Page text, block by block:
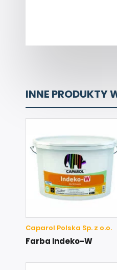
INNE PRODUKTY
Caparol Polska Sp. z o.o.
Farba Indeko-W